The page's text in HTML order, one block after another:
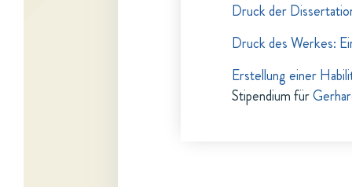
Druck der
Druck des Werkes:
Erstellung einer
Stipendium für